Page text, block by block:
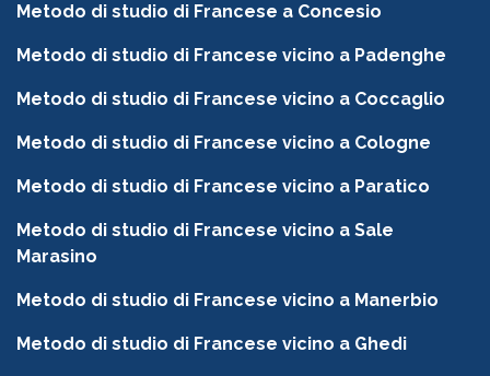
Metodo di studio di Francese a Concesio
Metodo di studio di Francese vicino a Padenghe
Metodo di studio di Francese vicino a Coccaglio
Metodo di studio di Francese vicino a Cologne
Metodo di studio di Francese vicino a Paratico
Metodo di studio di Francese vicino a Sale
Marasino
Metodo di studio di Francese vicino a Manerbio
Metodo di studio di Francese vicino a Ghedi